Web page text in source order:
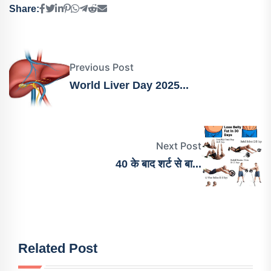
Share:
Previous Post
World Liver Day 2025...
Next Post
40 के बाद शर्ट से बा...
Related Post